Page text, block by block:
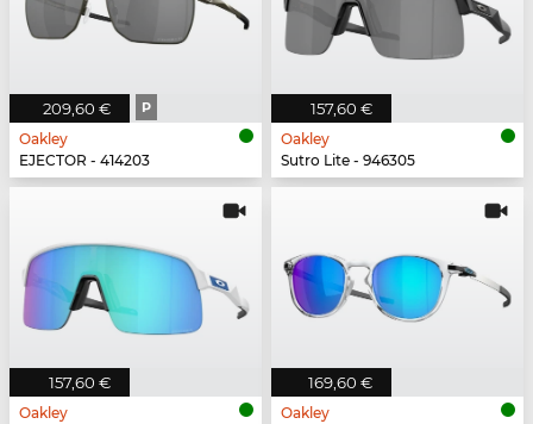
209,60 € P
Oakley
EJECTOR - 414203
157,60 €
Oakley
Sutro Lite - 946305
157,60 €
Oakley
169,60 €
Oakley